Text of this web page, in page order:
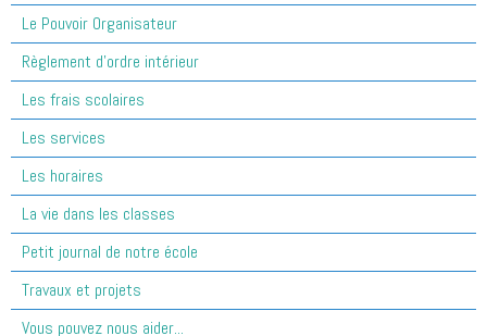
Le Pouvoir Organisateur
Règlement d'ordre intérieur
Les frais scolaires
Les services
Les horaires
La vie dans les classes
Petit journal de notre école
Travaux et projets
Vous pouvez nous aider...